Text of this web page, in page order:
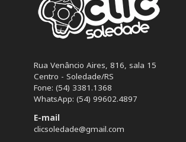
Rua Venâncio Aires, 816, sala 15
Centro - Soledade/RS
Fone: (54) 3381.1368
WhatsApp: (54) 99602.4897
E-mail
clicsoledade@gmail.com